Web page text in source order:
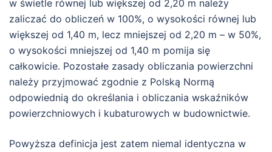
w świetle równej lub większej od 2,20 m należy
zaliczać do obliczeń w 100%, o wysokości równej lub
większej od 1,40 m, lecz mniejszej od 2,20 m – w 50%,
o wysokości mniejszej od 1,40 m pomija się
całkowicie. Pozostałe zasady obliczania powierzchni
należy przyjmować zgodnie z Polską Normą
odpowiednią do określania i obliczania wskaźników
powierzchniowych i kubaturowych w budownictwie.
Powyższa definicja jest zatem niemal identyczna w